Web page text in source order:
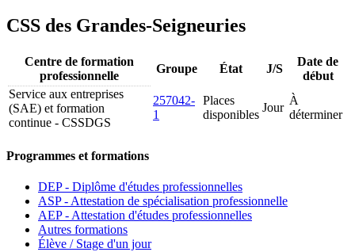
CSS des Grandes-Seigneuries
Centre de formation
professionnelle
Groupe État J/S
Date de
début
Service aux entreprises
(SAE) et formation
continue - CSSDGS
257042-
1
Places
disponibles
Jour
À
déterminer
Programmes et formations
DEP - Diplôme d'études professionnelles
ASP - Attestation de spécialisation professionnelle
AEP - Attestation d'études professionnelles
Autres formations
Élève / Stage d'un jour